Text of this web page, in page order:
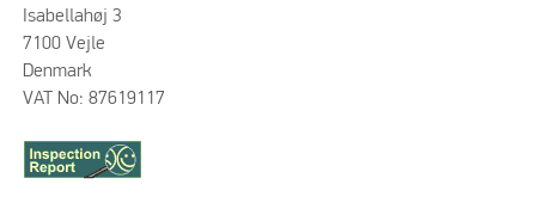
Isabellahøj 3
7100 Vejle
Denmark
VAT No: 87619117